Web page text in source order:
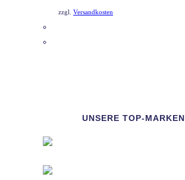
zzgl. Versandkosten
UNSERE TOP-MARKEN